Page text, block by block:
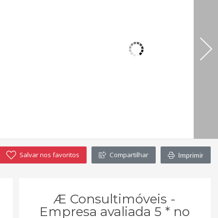
Salvar nos favoritos Compartilhar Imprimir
Æ Consultimóveis -
Empresa avaliada 5 * no